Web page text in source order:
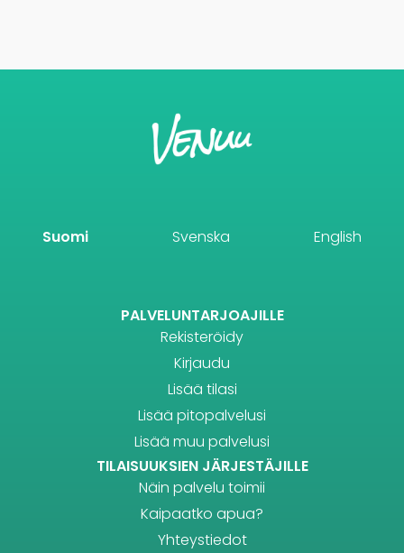
Suomi Svenska English
PALVELUNTARJOAJILLE
Rekisteröidy
Kirjaudu
Lisää tilasi
Lisää pitopalvelusi
Lisää muu palvelusi
TILAISUUKSIEN JÄRJESTÄJILLE
Näin palvelu toimii
Kaipaatko apua?
Yhteystiedot